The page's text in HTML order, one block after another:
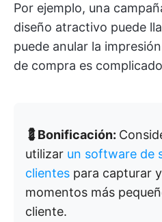
Por ejemplo, una
diseño atractivo puede
puede anular la
de compra es
💈Bonificación:
utilizar un software de
clientes para capturar
momentos más
cliente.